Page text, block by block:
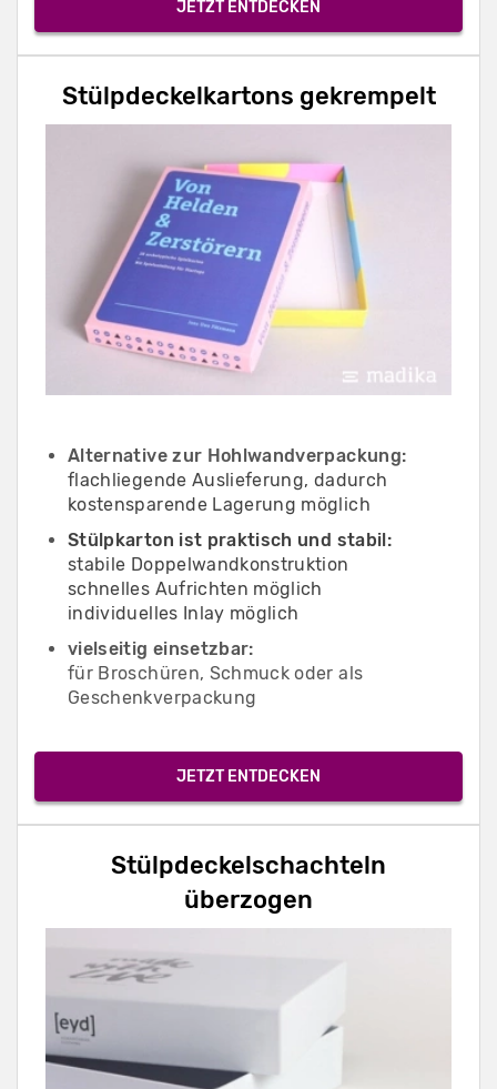
JETZT ENTDECKEN
Stülpdeckelkartons gekrempelt
Alternative zur Hohlwandverpackung:
flachliegende Auslieferung, dadurch
kostensparende Lagerung möglich
Stülpkarton ist praktisch und stabil:
stabile Doppelwandkonstruktion
schnelles Aufrichten möglich
individuelles Inlay möglich
vielseitig einsetzbar:
für Broschüren, Schmuck oder als
Geschenkverpackung
JETZT ENTDECKEN
Stülpdeckelschachteln
überzogen